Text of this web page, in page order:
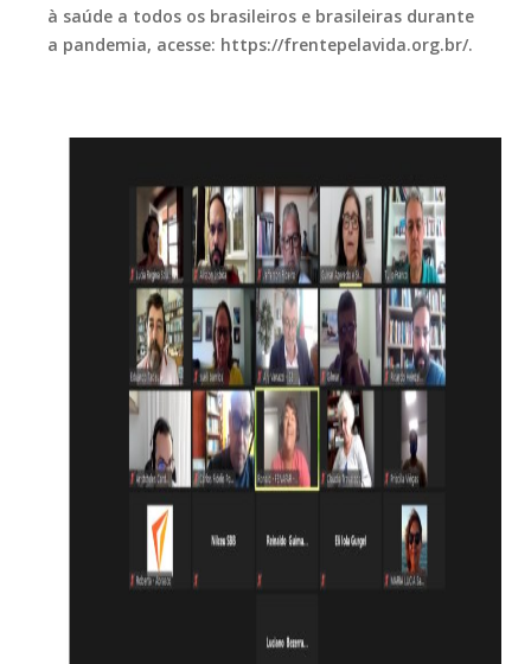
à saúde a todos os brasileiros e brasileiras durante
a pandemia, acesse: https://frentepelavida.org.br/.